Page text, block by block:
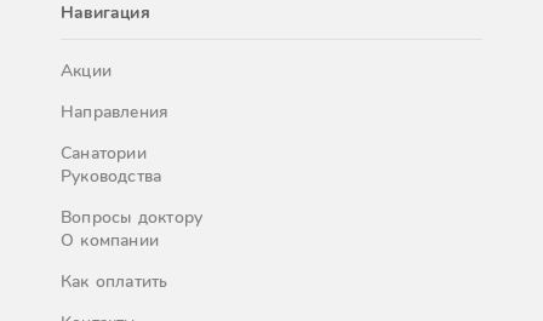
Навигация
Акции
Направления
Санатории
Руководства
Вопросы доктору
О компании
Как оплатить